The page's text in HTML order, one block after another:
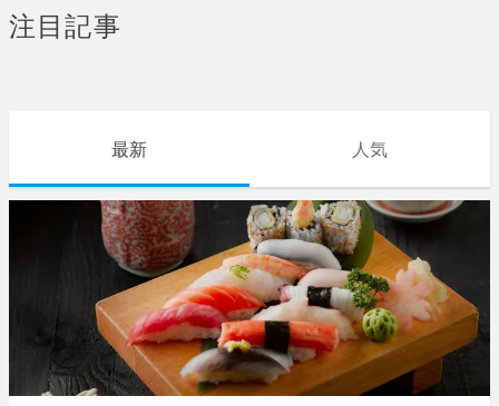
注目記事
最新 人気